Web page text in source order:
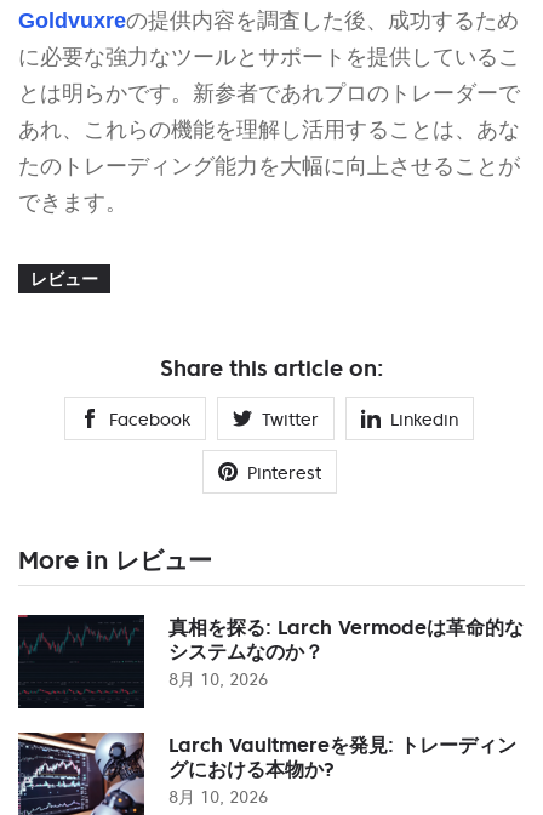
Goldvuxreの提供内容を調査した後、成功するため
に必要な強力なツールとサポートを提供しているこ
とは明らかです。新参者であれプロのトレーダーで
あれ、これらの機能を理解し活用することは、あな
たのトレーディング能力を大幅に向上させることが
できます。
レビュー
Share this article on:
Facebook Twitter Linkedin
Pinterest
More in レビュー
真相を探る: Larch Vermodeは革命的な
システムなのか？
8月 10, 2026
Larch Vaultmereを発見: トレーディン
グにおける本物か?
8月 10, 2026